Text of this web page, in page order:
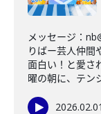
メッセージ：
りばー芸人仲間
面白い！と愛さ
曜の朝に、テン
2026.02.01